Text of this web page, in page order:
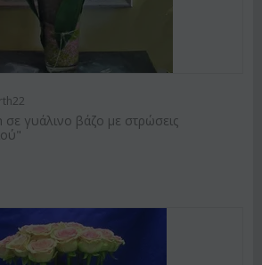
σε γυάλινο βάζο με στρώσεις